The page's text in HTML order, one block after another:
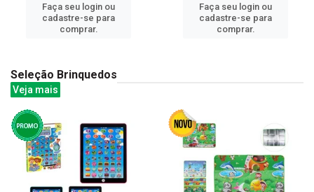
Faça seu login ou
cadastre-se para
comprar.
Faça seu login ou
cadastre-se para
comprar.
Seleção Brinquedos
Veja mais